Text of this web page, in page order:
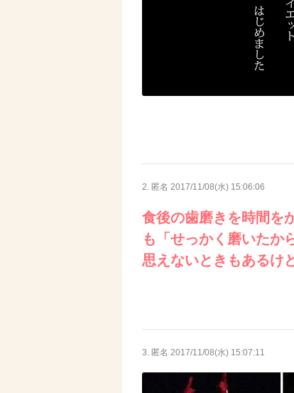
2. 匿名 2017/11/08(水) 15:06:06
食後の歯磨きを時間を
も「せっかく磨いたか
思えないときもあるけど
3. 匿名 2017/11/08(水) 15:07:11